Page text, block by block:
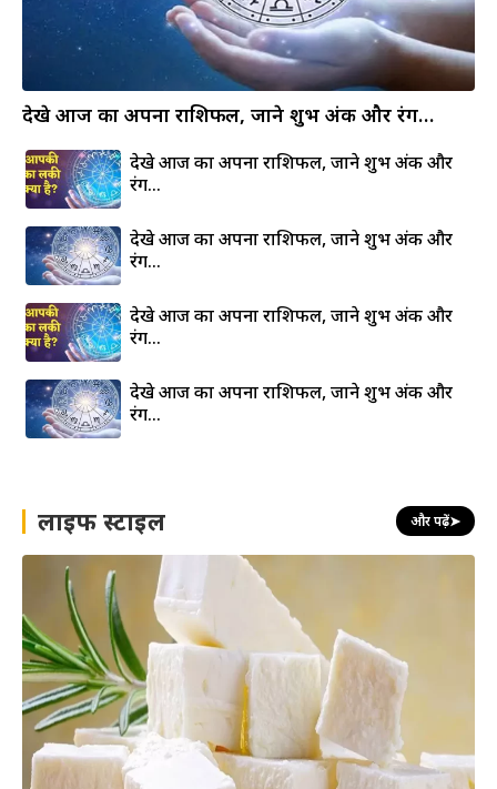
देखे आज का अपना राशिफल, जाने शुभ अंक और रंग…
देखे आज का अपना राशिफल, जाने शुभ अंक और
रंग…
देखे आज का अपना राशिफल, जाने शुभ अंक और
रंग…
देखे आज का अपना राशिफल, जाने शुभ अंक और
रंग…
देखे आज का अपना राशिफल, जाने शुभ अंक और
रंग…
लाइफ स्टाइल और पढ़ें➤